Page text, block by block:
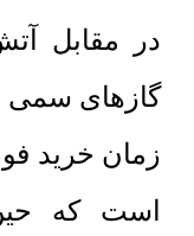
در مقابل
گازهای سمی
زمان خرید
است که